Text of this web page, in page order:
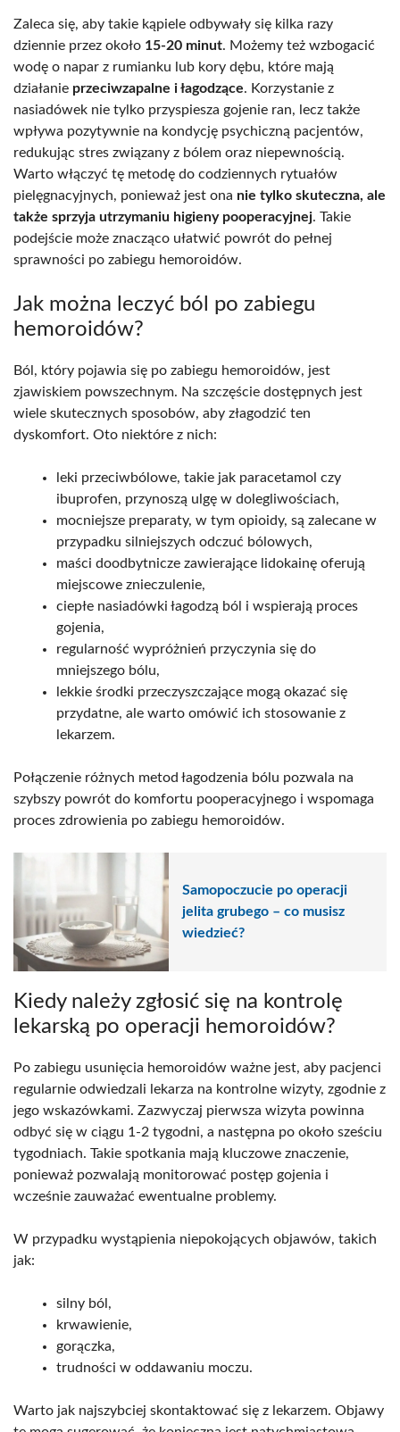
Zaleca się, aby takie kąpiele odbywały się kilka razy
dziennie przez około 15-20 minut. Możemy też wzbogacić
wodę o napar z rumianku lub kory dębu, które mają
działanie przeciwzapalne i łagodzące. Korzystanie z
nasiadówek nie tylko przyspiesza gojenie ran, lecz także
wpływa pozytywnie na kondycję psychiczną pacjentów,
redukując stres związany z bólem oraz niepewnością.
Warto włączyć tę metodę do codziennych rytuałów
pielęgnacyjnych, ponieważ jest ona nie tylko skuteczna, ale
także sprzyja utrzymaniu higieny pooperacyjnej. Takie
podejście może znacząco ułatwić powrót do pełnej
sprawności po zabiegu hemoroidów.
Jak można leczyć ból po zabiegu
hemoroidów?
Ból, który pojawia się po zabiegu hemoroidów, jest
zjawiskiem powszechnym. Na szczęście dostępnych jest
wiele skutecznych sposobów, aby złagodzić ten
dyskomfort. Oto niektóre z nich:
leki przeciwbólowe, takie jak paracetamol czy
ibuprofen, przynoszą ulgę w dolegliwościach,
mocniejsze preparaty, w tym opioidy, są zalecane w
przypadku silniejszych odczuć bólowych,
maści doodbytnicze zawierające lidokainę oferują
miejscowe znieczulenie,
ciepłe nasiadówki łagodzą ból i wspierają proces
gojenia,
regularność wypróżnień przyczynia się do
mniejszego bólu,
lekkie środki przeczyszczające mogą okazać się
przydatne, ale warto omówić ich stosowanie z
lekarzem.
Połączenie różnych metod łagodzenia bólu pozwala na
szybszy powrót do komfortu pooperacyjnego i wspomaga
proces zdrowienia po zabiegu hemoroidów.
Samopoczucie po operacji
jelita grubego – co musisz
wiedzieć?
Kiedy należy zgłosić się na kontrolę
lekarską po operacji hemoroidów?
Po zabiegu usunięcia hemoroidów ważne jest, aby pacjenci
regularnie odwiedzali lekarza na kontrolne wizyty, zgodnie z
jego wskazówkami. Zazwyczaj pierwsza wizyta powinna
odbyć się w ciągu 1-2 tygodni, a następna po około sześciu
tygodniach. Takie spotkania mają kluczowe znaczenie,
ponieważ pozwalają monitorować postęp gojenia i
wcześnie zauważać ewentualne problemy.
W przypadku wystąpienia niepokojących objawów, takich
jak:
silny ból,
krwawienie,
gorączka,
trudności w oddawaniu moczu.
Warto jak najszybciej skontaktować się z lekarzem. Objawy